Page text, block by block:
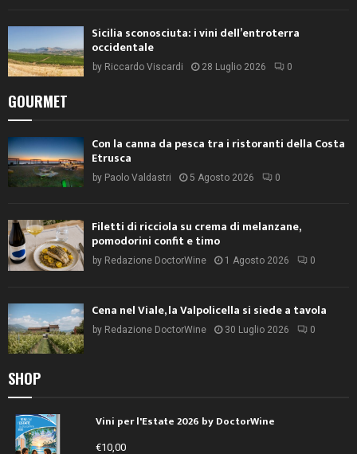
Sicilia sconosciuta: i vini dell’entroterra
occidentale
by Riccardo Viscardi 28 Luglio 2026 0
GOURMET
Con la canna da pesca tra i ristoranti della Costa
Etrusca
by Paolo Valdastri 5 Agosto 2026 0
Filetti di ricciola su crema di melanzane,
pomodorini confit e timo
by Redazione DoctorWine 1 Agosto 2026 0
Cena nel Viale, la Valpolicella si siede a tavola
by Redazione DoctorWine 30 Luglio 2026 0
SHOP
Vini per l'Estate 2026 by DoctorWine
€10,00